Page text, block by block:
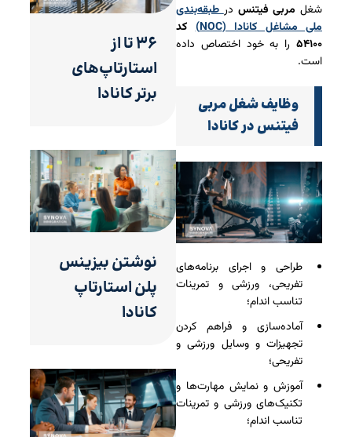
شغل مربی فیتنس درطبقه‌بندی
ملی مشاغل کانادا (NOC)
کد
۵۴۱۰۰ را به خود اختصاص داده
است.
وظایف شغل مربی
فیتنس در کانادا
طراحی و اجرای برنامه‌های
تفریحی، ورزشی و تمرینات
تناسب‌ اندام؛
آماده‌سازی و فراهم کردن
تجهیزات و وسایل ورزشی و
تفریحی؛
آموزش و نمایش مهارت‌ها و
تکنیک‌های ورزشی و تمرینات
تناسب‌ اندام؛
۳۶ تا از
استارتاپ‌های
برتر کانادا
نوشتن بیزینس
پلن استارتاپ
کانادا